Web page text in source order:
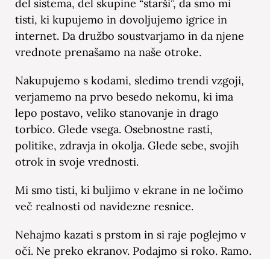
del sistema, del skupine “starši”, da smo mi
tisti, ki kupujemo in dovoljujemo igrice in
internet. Da družbo soustvarjamo in da njene
vrednote prenašamo na naše otroke.
Nakupujemo s kodami, sledimo trendi vzgoji,
verjamemo na prvo besedo nekomu, ki ima
lepo postavo, veliko stanovanje in drago
torbico. Glede vsega. Osebnostne rasti,
politike, zdravja in okolja. Glede sebe, svojih
otrok in svoje vrednosti.
Mi smo tisti, ki buljimo v ekrane in ne ločimo
več realnosti od navidezne resnice.
Nehajmo kazati s prstom in si raje poglejmo v
oči. Ne preko ekranov. Podajmo si roko. Ramo.